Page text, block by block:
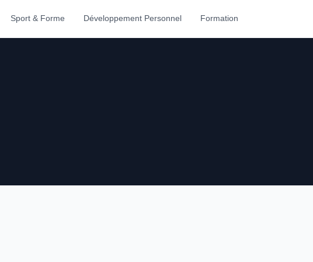
Sport & Forme Développement Personnel Formation